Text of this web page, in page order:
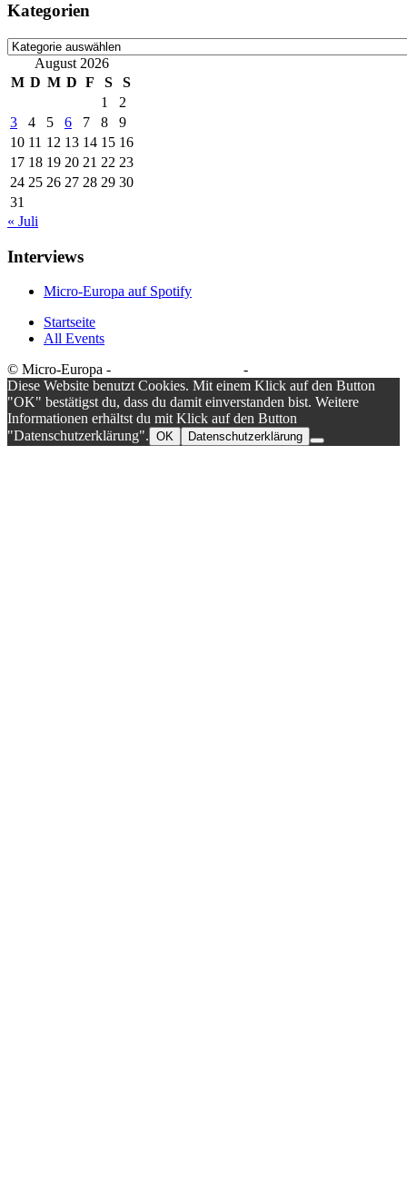
Kategorien
Kategorien
August 2026
M D M D F S
S
1
2
3
4 5 6 7 8
9
10 11 12 13 14 15 16
17 18 19 20 21 22 23
24 25 26 27 28 29 30
31
« Juli
Interviews
Micro-Europa auf Spotify
Startseite
All Events
© Micro-Europa -
-
Diese Website benutzt Cookies. Mit einem Klick auf den Button
"OK" bestätigst du, dass du damit einverstanden bist. Weitere
Informationen erhältst du mit Klick auf den Button
"Datenschutzerklärung". OK Datenschutzerklärung